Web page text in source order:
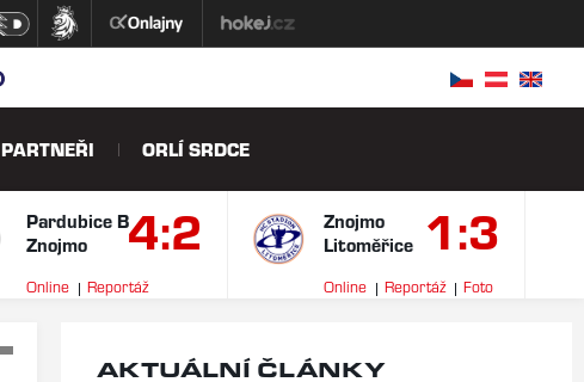
PARTNEŘI ORLÍ SRDCE
Pardubice B
Znojmo
4:2
Online
Reportáž
Znojmo
Litoměřice 1:3
Online Reportáž Foto
AKTUÁLNÍ ČLÁNKY